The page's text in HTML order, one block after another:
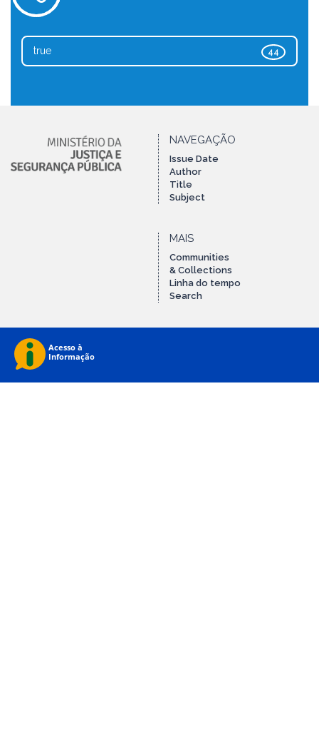
44
true
NAVEGAÇÃO
Issue Date
Author
Title
Subject
MAIS
Communities
& Collections
Linha do tempo
Search